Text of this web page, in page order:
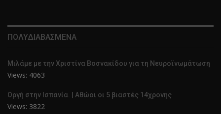
ΠΟΛΥΔΙΑΒΑΣΜΕΝΑ
Μιλάμε με την Χριστίνα Βοσνακίδου για τη Νευροϊνωμάτωση
Views: 4063
Οργή στην Ισπανία. | Αθώοι οι 5 βιαστές 14χρονης
Views: 3822